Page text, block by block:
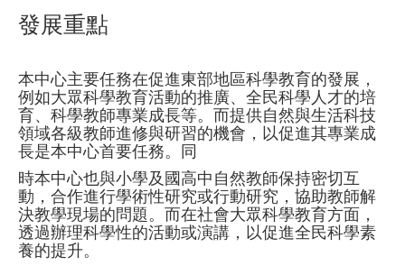
發展重點
本中心主要任務在促進東部地區科學教育的發展，
例如大眾科學教育活動的推廣、全民科學人才的培
育、科學教師專業成長等。而提供自然與生活科技
領域各級教師進修與研習的機會，以促進其專業成
長是本中心首要任務。同
時本中心也與小學及國高中自然教師保持密切互
動，合作進行學術性研究或行動研究，協助教師解
決教學現場的問題。而在社會大眾科學教育方面，
透過辦理科學性的活動或演講，以促進全民科學素
養的提升。